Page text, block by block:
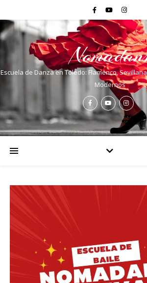
Escuela de Danza en Toledo: Flamenco,
Modernos